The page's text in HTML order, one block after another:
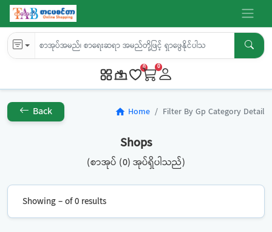
0 0
Back home Home Filter By Gp Category Detail
Shops
(စာအုပ် (0) အုပ်ရှိပါသည်)
Showing – of 0 results